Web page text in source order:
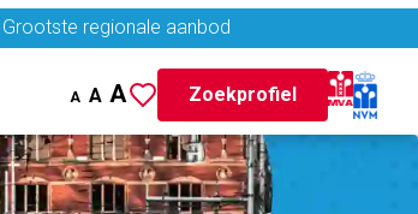
Grootste regionale aanbod
A A A Zoekprofiel